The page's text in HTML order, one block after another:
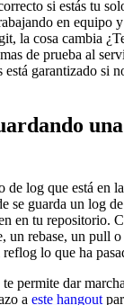
si estás tu
en equipo
la cosa cambia
de prueba al
está garantizado si
log que está en
se guarda un log
en tu repositorio.
un rebase, un pull
lo que ha
permite dar
a este hangout